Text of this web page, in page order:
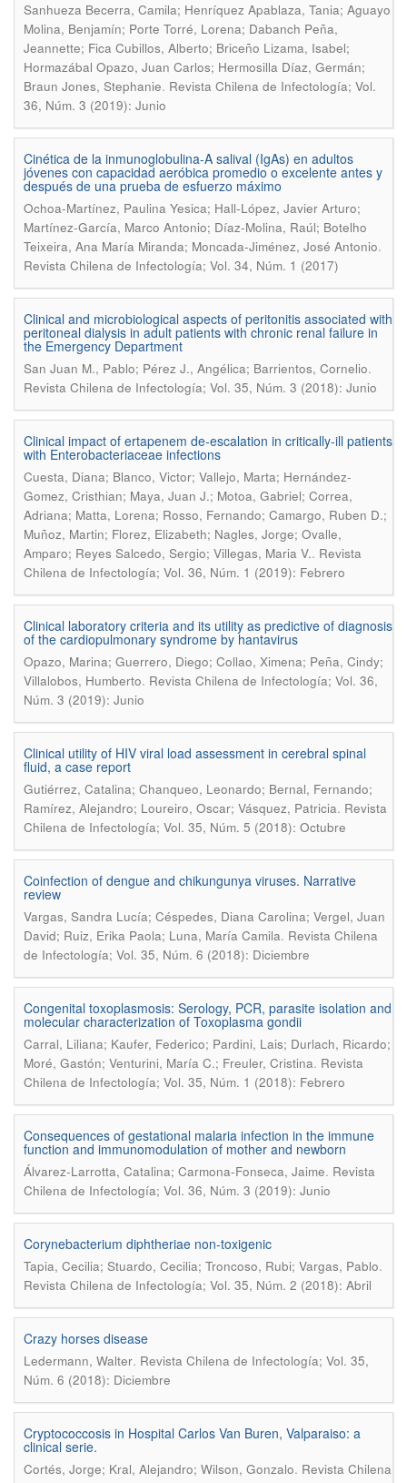
Sanhueza Becerra, Camila; Henríquez Apablaza, Tania; Aguayo
Molina, Benjamín; Porte Torré, Lorena; Dabanch Peña,
Jeannette; Fica Cubillos, Alberto; Briceño Lizama, Isabel;
Hormazábal Opazo, Juan Carlos; Hermosilla Díaz, Germán;
Braun Jones, Stephanie. Revista Chilena de Infectología; Vol.
36, Núm. 3 (2019): Junio
Cinética de la inmunoglobulina-A salival (IgAs) en adultos
jóvenes con capacidad aeróbica promedio o excelente antes y
después de una prueba de esfuerzo máximo
Ochoa-Martínez, Paulina Yesica; Hall-López, Javier Arturo;
Martínez-García, Marco Antonio; Díaz-Molina, Raúl; Botelho
Teixeira, Ana María Miranda; Moncada-Jiménez, José Antonio.
Revista Chilena de Infectología; Vol. 34, Núm. 1 (2017)
Clinical and microbiological aspects of peritonitis associated with
peritoneal dialysis in adult patients with chronic renal failure in
the Emergency Department
San Juan M., Pablo; Pérez J., Angélica; Barrientos, Cornelio.
Revista Chilena de Infectología; Vol. 35, Núm. 3 (2018): Junio
Clinical impact of ertapenem de-escalation in critically-ill patients
with Enterobacteriaceae infections
Cuesta, Diana; Blanco, Victor; Vallejo, Marta; Hernández-
Gomez, Cristhian; Maya, Juan J.; Motoa, Gabriel; Correa,
Adriana; Matta, Lorena; Rosso, Fernando; Camargo, Ruben D.;
Muñoz, Martin; Florez, Elizabeth; Nagles, Jorge; Ovalle,
Amparo; Reyes Salcedo, Sergio; Villegas, Maria V.. Revista
Chilena de Infectología; Vol. 36, Núm. 1 (2019): Febrero
Clinical laboratory criteria and its utility as predictive of diagnosis
of the cardiopulmonary syndrome by hantavirus
Opazo, Marina; Guerrero, Diego; Collao, Ximena; Peña, Cindy;
Villalobos, Humberto. Revista Chilena de Infectología; Vol. 36,
Núm. 3 (2019): Junio
Clinical utility of HIV viral load assessment in cerebral spinal
fluid, a case report
Gutiérrez, Catalina; Chanqueo, Leonardo; Bernal, Fernando;
Ramírez, Alejandro; Loureiro, Oscar; Vásquez, Patricia. Revista
Chilena de Infectología; Vol. 35, Núm. 5 (2018): Octubre
Coinfection of dengue and chikungunya viruses. Narrative
review
Vargas, Sandra Lucía; Céspedes, Diana Carolina; Vergel, Juan
David; Ruiz, Erika Paola; Luna, María Camila. Revista Chilena
de Infectología; Vol. 35, Núm. 6 (2018): Diciembre
Congenital toxoplasmosis: Serology, PCR, parasite isolation and
molecular characterization of Toxoplasma gondii
Carral, Liliana; Kaufer, Federico; Pardini, Lais; Durlach, Ricardo;
Moré, Gastón; Venturini, María C.; Freuler, Cristina. Revista
Chilena de Infectología; Vol. 35, Núm. 1 (2018): Febrero
Consequences of gestational malaria infection in the immune
function and immunomodulation of mother and newborn
Álvarez-Larrotta, Catalina; Carmona-Fonseca, Jaime. Revista
Chilena de Infectología; Vol. 36, Núm. 3 (2019): Junio
Corynebacterium diphtheriae non-toxigenic
Tapia, Cecilia; Stuardo, Cecilia; Troncoso, Rubi; Vargas, Pablo.
Revista Chilena de Infectología; Vol. 35, Núm. 2 (2018): Abril
Crazy horses disease
Ledermann, Walter. Revista Chilena de Infectología; Vol. 35,
Núm. 6 (2018): Diciembre
Cryptococcosis in Hospital Carlos Van Buren, Valparaiso: a
clinical serie.
Cortés, Jorge; Kral, Alejandro; Wilson, Gonzalo. Revista Chilena